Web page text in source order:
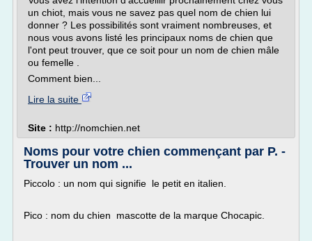
un chiot, mais vous ne savez pas quel nom de chien lui
donner ? Les possibilités sont vraiment nombreuses, et
nous vous avons listé les principaux noms de chien que
l'ont peut trouver, que ce soit pour un nom de chien mâle
ou femelle .
Comment bien...
Lire la suite
Site : http://nomchien.net
Noms pour votre chien commençant par P. -
Trouver un nom ...
Piccolo : un nom qui signifie le petit en italien.
Pico : nom du chien mascotte de la marque Chocapic.